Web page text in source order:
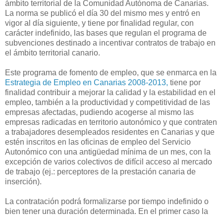
ámbito territorial de la Comunidad Autónoma de Canarias.
La norma se publicó el día 30 del mismo mes y entró en
vigor al día siguiente, y tiene por finalidad regular, con
carácter indefinido, las bases que regulan el programa de
subvenciones destinado a incentivar contratos de trabajo en
el ámbito territorial canario.
Este programa de fomento de empleo, que se enmarca en la
Estrategia de Empleo en Canarias 2008-2013, tiene por
finalidad contribuir a mejorar la calidad y la estabilidad en el
empleo, también a la productividad y competitividad de las
empresas afectadas, pudiendo acogerse al mismo las
empresas radicadas en territorio autonómico y que contraten
a trabajadores desempleados residentes en Canarias y que
estén inscritos en las oficinas de empleo del Servicio
Autonómico con una antigüedad mínima de un mes, con la
excepción de varios colectivos de difícil acceso al mercado
de trabajo (ej.: perceptores de la prestación canaria de
inserción).
La contratación podrá formalizarse por tiempo indefinido o
bien tener una duración determinada. En el primer caso la